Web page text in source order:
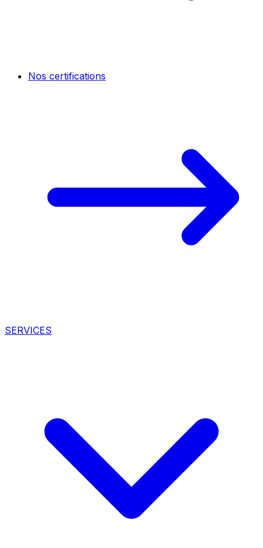
Nos certifications
SERVICES